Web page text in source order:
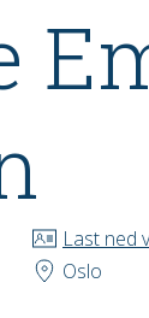
Last ned
Oslo